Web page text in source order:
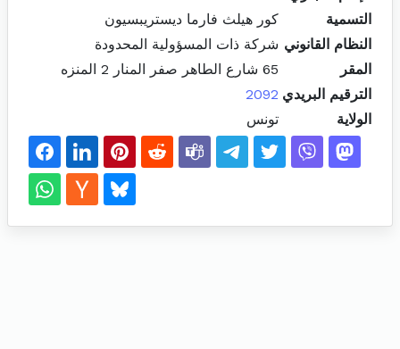
التسمية
كور هيلث فارما ديستريبسيون
النظام القانوني شركة ذات المسؤولية المحدودة
المقر
65 شارع الطاهر صفر المنار 2 المنزه
الترقيم البريدي 2092
الولاية
تونس